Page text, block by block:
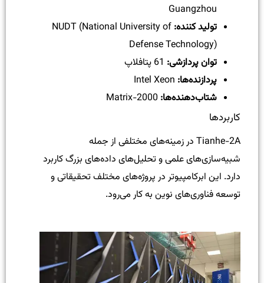
Guangzhou
تولید کننده: NUDT (National University of
Defense Technology)
توان پردازشی:
پردازنده‌ها:
شتاب‌دهنده‌ها:
کاربردها
Tianhe-2A در زمینه‌های مختلفی از جمله
شبیه‌سازی‌های علمی و تحلیل‌های داده‌های بزرگ کاربرد
دارد. این ابرکامپیوتر در پروژه‌های مختلف تحقیقاتی و
توسعه فناوری‌های نوین به کار می‌رود.